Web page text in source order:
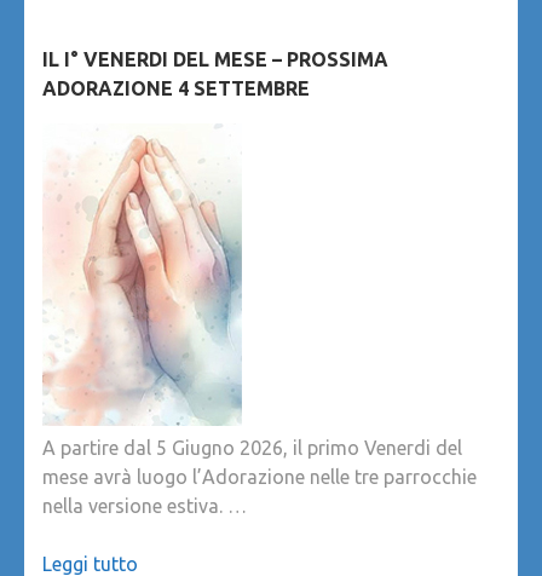
IL I° VENERDI DEL MESE – PROSSIMA
ADORAZIONE 4 SETTEMBRE
A partire dal 5 Giugno 2026, il primo Venerdi del
mese avrà luogo l’Adorazione nelle tre parrocchie
nella versione estiva. …
Leggi tutto